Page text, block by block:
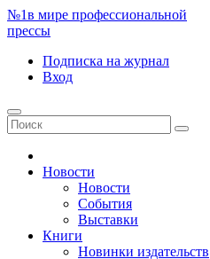
№1в мире профессиональной
прессы
Подписка на журнал
Вход
Новости
Новости
События
Выставки
Книги
Новинки издательств